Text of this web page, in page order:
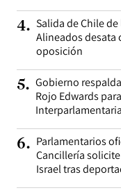
4. Salida de Chile de
Alineados desata
oposición
5. Gobierno
Rojo Edwards
Interparlamentaria
6. Parlamentarios
Cancillería
Israel tras